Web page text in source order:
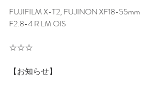
FUJIFILM X-T2, FUJINON XF18-55mm
F2.8-4 R LM OIS
☆☆☆
【お知らせ】